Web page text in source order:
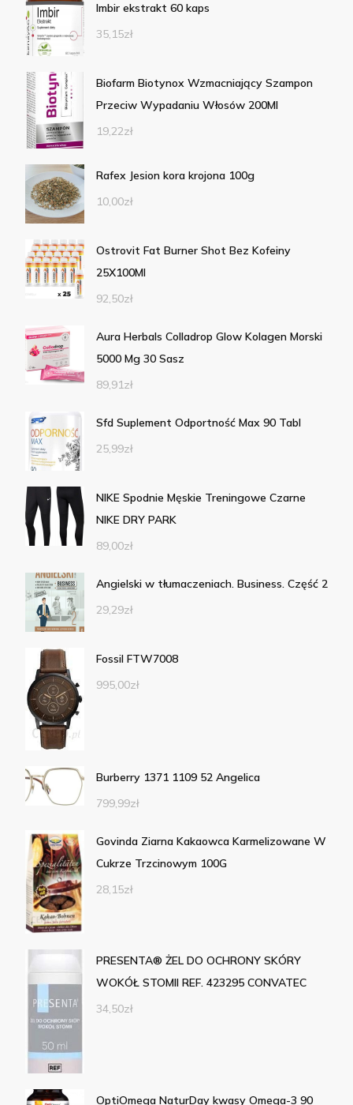
Imbir ekstrakt 60 kaps
35,15zł
Biofarm Biotynox Wzmacniający Szampon
Przeciw Wypadaniu Włosów 200Ml
19,22zł
Rafex Jesion kora krojona 100g
10,00zł
Ostrovit Fat Burner Shot Bez Kofeiny
25X100Ml
92,50zł
Aura Herbals Colladrop Glow Kolagen Morski
5000 Mg 30 Sasz
89,91zł
Sfd Suplement Odportność Max 90 Tabl
25,99zł
NIKE Spodnie Męskie Treningowe Czarne
NIKE DRY PARK
89,00zł
Angielski w tłumaczeniach. Business. Część 2
29,29zł
Fossil FTW7008
995,00zł
Burberry 1371 1109 52 Angelica
799,99zł
Govinda Ziarna Kakaowca Karmelizowane W
Cukrze Trzcinowym 100G
28,15zł
PRESENTA® ŻEL DO OCHRONY SKÓRY
WOKÓŁ STOMII REF. 423295 CONVATEC
34,50zł
OptiOmega NaturDay kwasy Omega-3 90